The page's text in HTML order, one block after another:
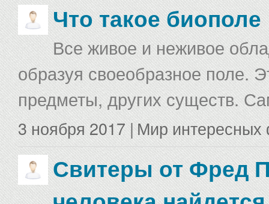
Что такое биополе
Все живое и неживое
образуя своеобразное поле.
предметы, других существ.
3 ноября 2017 |Мир интересных
Свитеры от Фред